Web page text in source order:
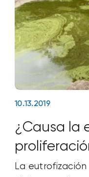
10.13.2019
¿Causa la
La